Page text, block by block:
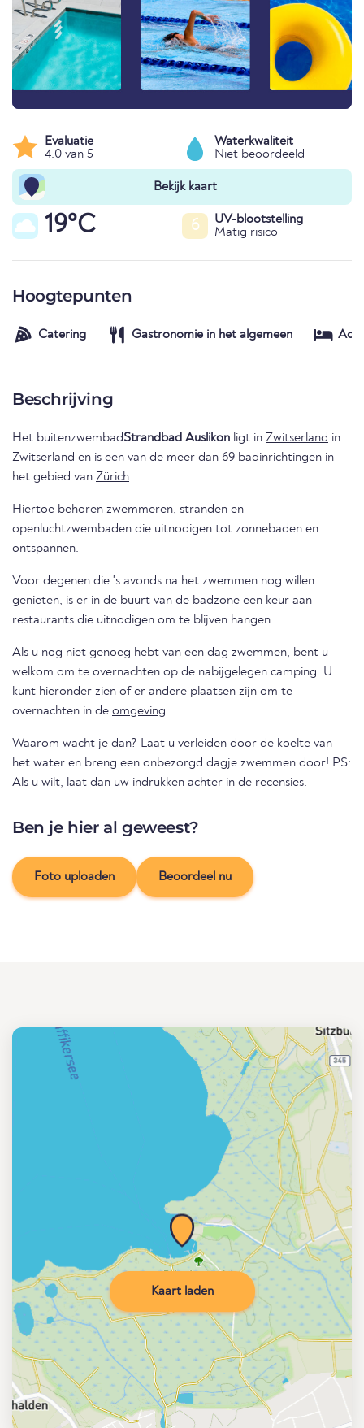
Evaluatie
4.0 van 5
Waterkwaliteit
Niet beoordeeld
Bekijk kaart
19°C 6
UV-blootstelling
Matig risico
Hoogtepunten
Catering Gastronomie in het algemeen
Beschrijving
Het buitenzwembadStrandbad Auslikon ligt in Zwitserland in
Zwitserland en is een van de meer dan 69 badinrichtingen in
het gebied van Zürich.
Hiertoe behoren zwemmeren, stranden en
openluchtzwembaden die uitnodigen tot zonnebaden en
ontspannen.
Voor degenen die 's avonds na het zwemmen nog willen
genieten, is er in de buurt van de badzone een keur aan
restaurants die uitnodigen om te blijven hangen.
Als u nog niet genoeg hebt van een dag zwemmen, bent u
welkom om te overnachten op de nabijgelegen camping. U
kunt hieronder zien of er andere plaatsen zijn om te
overnachten in de omgeving.
Waarom wacht je dan? Laat u verleiden door de koelte van
het water en breng een onbezorgd dagje zwemmen door! PS:
Als u wilt, laat dan uw indrukken achter in de recensies.
Ben je hier al geweest?
Foto uploaden Beoordeel nu
Kaart laden